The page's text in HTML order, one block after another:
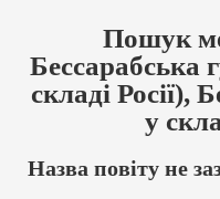
Пошук
Бессарабська
складі Росії),
у
Назва повіту не